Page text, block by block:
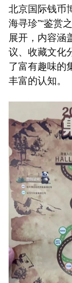
北京国际钱币
海寻珍”“鉴赏
展开，内容涵
议、收藏文化
了富有趣味的
丰富的认知。